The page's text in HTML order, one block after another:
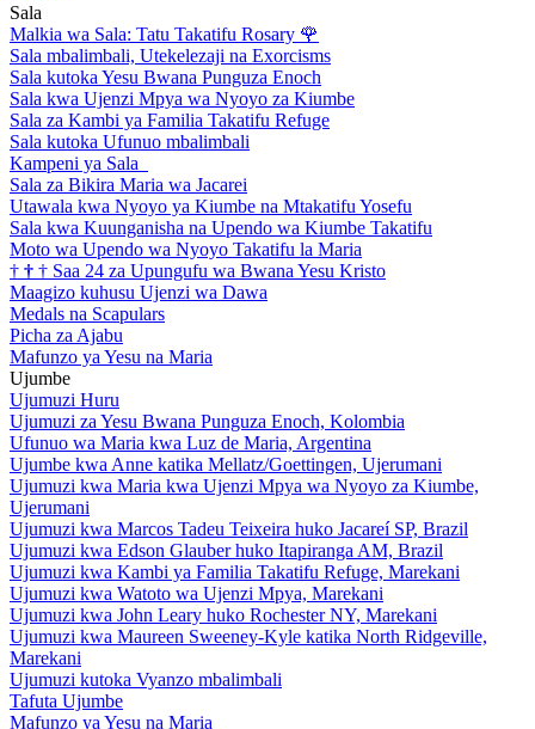
Sala
Malkia wa Sala: Tatu Takatifu Rosary 🌹
Sala mbalimbali, Utekelezaji na Exorcisms
Sala kutoka Yesu Bwana Punguza Enoch
Sala kwa Ujenzi Mpya wa Nyoyo za Kiumbe
Sala za Kambi ya Familia Takatifu Refuge
Sala kutoka Ufunuo mbalimbali
Kampeni ya Sala
Sala za Bikira Maria wa Jacarei
Utawala kwa Nyoyo ya Kiumbe na Mtakatifu Yosefu
Sala kwa Kuunganisha na Upendo wa Kiumbe Takatifu
Moto wa Upendo wa Nyoyo Takatifu la Maria
† † † Saa 24 za Upungufu wa Bwana Yesu Kristo
Maagizo kuhusu Ujenzi wa Dawa
Medals na Scapulars
Picha za Ajabu
Mafunzo ya Yesu na Maria
Ujumbe
Ujumuzi Huru
Ujumuzi za Yesu Bwana Punguza Enoch, Kolombia
Ufunuo wa Maria kwa Luz de Maria, Argentina
Ujumbe kwa Anne katika Mellatz/Goettingen, Ujerumani
Ujumuzi kwa Maria kwa Ujenzi Mpya wa Nyoyo za Kiumbe,
Ujerumani
Ujumuzi kwa Marcos Tadeu Teixeira huko Jacareí SP, Brazil
Ujumuzi kwa Edson Glauber huko Itapiranga AM, Brazil
Ujumuzi kwa Kambi ya Familia Takatifu Refuge, Marekani
Ujumuzi kwa Watoto wa Ujenzi Mpya, Marekani
Ujumuzi kwa John Leary huko Rochester NY, Marekani
Ujumuzi kwa Maureen Sweeney-Kyle katika North Ridgeville,
Marekani
Ujumuzi kutoka Vyanzo mbalimbali
Tafuta Ujumbe
Mafunzo ya Yesu na Maria